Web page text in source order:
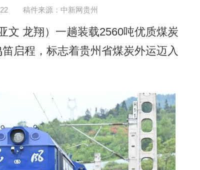
稿件来源：中新网贵州
龙翔）一趟装载2560吨优质煤炭
启程，标志着贵州省煤炭外运迈入